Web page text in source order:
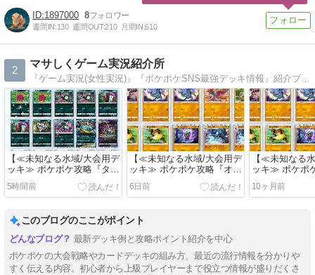
1897000 8
週間IN:130 週間OUT:210 月間IN:610
2
マサしくゲーム実況紹介所
『ゲーム実況(女性実況)』『ポケポケSNS最強デッキ情報』紹介ブログ！
【≪未知なる水域/大会用デ
ッキ≫ ポケポケ攻略『タギ
ングル/ペンドラー/アクジ
キングex』紹介】
5時間前
【≪未知なる水域/大会用デ
ッキ≫ ポケポケ攻略『オコ
リザル/ルカリオ/マーシャ
ドー』紹介】(2025/09/29
6日前
【≪未知なる
ッキ≫ ポケポ
リザル/ルカリ
ドー』紹介】
10ヶ月前
このブログのここがポイント
最新デッキ例と攻略ポイント紹介を中心
ポケポケの大会戦略やカードデッキの組み方、最近の流行情報を分かりや
すく伝える内容。初心者から上級プレイヤーまで役立つ情報が盛りだくさ